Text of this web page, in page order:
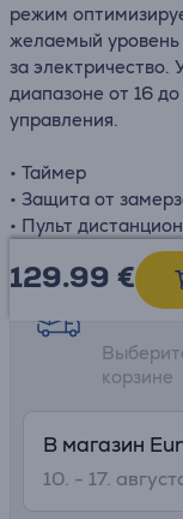
режим
желаемый уровень
за электричество.
диапазоне от 16
управления.
• Таймер
• Защита от
• Пульт
129.99 €
корзине
В магазин
10. - 17.